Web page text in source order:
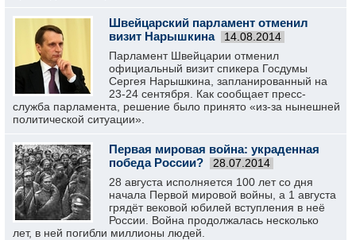
Швейцарский парламент отменил
визит Нарышкина
14.08.2014
Парламент Швейцарии отменил
официальный визит спикера Госдумы
Сергея Нарышкина, запланированный на
23-24 сентября. Как сообщает пресс-
служба парламента, решение было принято «из-за нынешней
политической ситуации».
Первая мировая война: украденная
победа России?
28.07.2014
28 августа исполняется 100 лет со дня
начала Первой мировой войны, а 1 августа
грядёт вековой юбилей вступления в неё
России. Война продолжалась несколько
лет, в ней погибли миллионы людей.